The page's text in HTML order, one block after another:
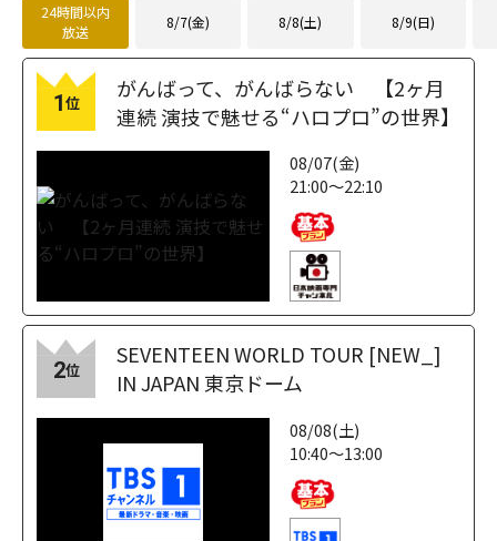
24時間以内
放送
8/7(金) 8/8(土) 8/9(日)
1位
がんばって、がんばらない 【2ヶ月
連続 演技で魅せる“ハロプロ”の世界】
08/07(金)
21:00～22:10
2位
SEVENTEEN WORLD TOUR [NEW_]
IN JAPAN 東京ドーム
08/08(土)
10:40～13:00